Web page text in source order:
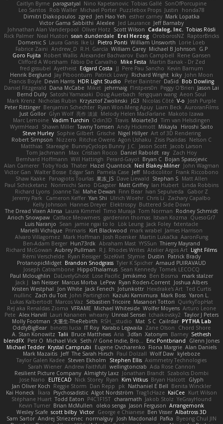
Caitlyn Byrne paragsatyal Nino Kapetanovic Tobias Gallé SonOfPorcupine
Leo Santos Rob Waller Michael Porter Puzzlebox Props Justin
honda78
Dimitri Diakopoulos zgred Jen Hao Yeh esther carney Mark Lopatka
Victor Gama Sabbithi Alexlee Jed Laurance Jeff Barnaby
Johnathan Alan Vanderpool Oliver Hotz Scott Wilson Cadalog, Inc. Tobias Rösli
Rick Palmer Neal Huston sean dunderdale Erel Herzog OroborosNZ RaptorBricks
Domenic S Laura Ganis Ike Li Pietro Ponti William Unsworth Lorie Loeb
Fabrice Zaini Andrew_D R.H. García William Carey Michael B Johnson
G.P
Goro Fujita Robert Wallis Alexander Bachvarov Evan Campbell Rene Gansen
Clifford A Worsham Fábio De Carvalho Mike Festa Martin Banak - Dr Zed
fred gissubel Ayetheist Edgard Costa JJ Pere Pau Sancho Kevin Barnum
Henrik Berglund Jay Piboontum Patrick Lowry Richard Wright kiky John Moon
Francis Boyle Devin Harris HDR Light Studio Peter Baintner Da5id Bob Dowling
Daniel Fitzgerald Dana McCabe Miket jehrmaig f1rstpers0n Peggy O'Brien Jason Lai
Bernd Dully Satoshi Yamasaki Doug Auerbach fengquan wang Aeon Soul
Mark Krenz Nicholas Rubin Krzysztof Zwolinski JG3 Nicolas Côté V-o Josh Purple
Peter Rittinger Benjamin Schechter Ryan Won-Meng Apuy Liam Beck AuroranFilms
Just Gollor Glyn Wolf 亮作 淡波 Melody Helen MacFarlane Makoto Izawa
Marc Lemoine Vadim Turchin Odin3D Travis Moiarte3d Tim van Helsdingen
WyrmHead
Shawn Miller Tawny Tomsen Andy Hickmott Mikayla
Hiroshi Saito
Steve Hurley Sophie Gilbert Grische Nigel Hillyer Art of 3D Rendering
Robert Simpson
Nizzero Ritchie Owens Agon Ushaku Zisis Psalidas Nelson C
Matthias Stareagle BunnyCyclops Bunny J.C. Jason Scott Jacob Larson
Tom Jachmann
Max Cristian Rocco Daniel Raboldt ray Zach Hoy
Bernhard Hoffmann Will Hattingh Perard-Gayot Bryan C Bojan Spasojevic
Alan Camerer Toby Yoda Thater Hazel Quantock Neil Blakey-Milner John Wagman
Victor Gan Walter Bosse Edgar San Pamela Case Jeff Modicolitor Frank Riccobono
Shaw Kaake Panagiotis Tourlas 果冻_JS Dave Liewald Stephan S Matt Allen
Paul Schicketanz
Norimichi Sano DGagster Matt Griffey Ian Hubert Linda Robbins
Richard Lyons Joanne Tai Mahe Dewan Finn Bear Ivan Sepulveda
Gabor Z
Jeremy Park
Cameron Keffer Yan Shi Ulrich Woehr Chris Li
Zachary Capalbo
Kelly Johnson Hannes Dreyer Elektrospy Buttered Side Down
The Dread Vixen Alinsa Laura Kimmel Timo Muraja Tom Norman Rodney Schmidt
Arioch Snowpaw Catface Meowmers gardeninn thomas Istvan Kozma QuesoGr7
Luis Naranjo Sean jamie ngai to lo Lök Leung Jack Foley fxtentacle
Marielli Vichique Primaris Kirt Blackwood mark wrabel James Harrison
Alvaro Villagomez Mark Hoffman Josh Roenker Martin Lukačka AaronFung
Ben-Adam Berger Hun73rdk Abraham Mast YYSSun Thierry Mayrand
Richard McGowan Aubrey Pullman R.J. Rhodes Writes Atelier Argos Art Light Films
Rémi Verschelde Ryan Reisiger SizeKivit Stymie Dustin
Patrick Brady
ProtanopicMidget Brandon Snodgrass Tyler K Spicher Arnaud PUIRAVAUD
Joseph Catrambone HippoThalamus Sean Kennedy Tomek LECOCQ
Paul Mcloughlin
DaLivelyGhost Lose Pacific Jimikimo Ben Bosma
mark stalzer
Jack J
Ian Neisser Marcus Morba LePew Ryan Roden-Corrent Joshua Albers
Kristen Westphal
Jon White Jack Fenech Jotunkottr Hexdrake's Art Ted Curtis
nullinc Zach du Toit John Partington Kazuki Kamimura Mark Boss Yaron L.
Lukas Kalbertodt Marcos Vaz Sébastien Tricoire Masanori Tottori QuirkyTopHat
ReJ aka Renaldas Zioma VFRAME Michael Whiteside Wolfer Moyens Arturo Leone
Pete Alex Harvill Lauri Kananen wheany Unreal Sensei tchaikovsky2 Taylor J Peters
Molly Footman 大重生-TheRebirth RSH__studio Mat S C Cailrdar PYTHA Lab
OddlyBigBear binotti lucia IT Roy Karabo Legwaila Zane Olson
Chord Shore
A. Stan Konowitz Talii Bruce Matthews Aria 3dfan Xatonym Barney Sethesh
blendFX Petr O Michael Vick Seth // Gone Indie, Bro... Eric Pontbriand
Glenn Jones
Michael Tedder Krystal Camprubi Eugene Ovcharenko Fiona Margrie Alan Daniels
Mark Mazaitis Jeff The Sarah Hirsch Paul Dolzall Wolf Daw kyleboze
Taylor Galen Kadee Steven Ekholm Stephen Ellis Aximmetry Technologies
Sarah Wiener Andrew Faithfull wellingtoncrab Ada Rose Cannon
Resilient Picture Company Almighty Laxz Jonathan Brandt Szabolcs Dombi
Jose Nario
ELITECAD Nick Storey Ryan Kim Vitkus Bryan Halcott Glyph
Jan Oliver Koch Reggie Storm Dan Repp pk Nathaniel E Bell Benita Winckler
Kai Honeck Íkara Psychosadistic Algot Nordström Trag1cHaze KaiCee Kurt Wilson
Stéphane Huart Todd Eaton P4C1F15T charamath Jakob Stolz YeGrayHound
Kevin Turner Brian McMullen oleko senga Jason Ferguson Arrangemonk
Wesley Scafe scott bilby Victor George e Chianese Ben Visser Albatross 3D
Sam Sartor Andrej Striezenec normalguy Josh Macdonald Pafka Byeong Chul JIN